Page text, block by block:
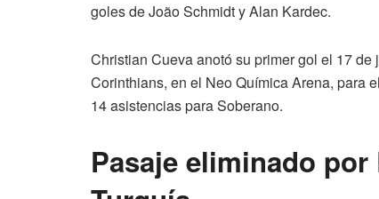
goles de João Schmidt y Alan Kardec.
Christian Cueva anotó su primer gol el 17
Corinthians, en el Neo Química Arena, para
14 asistencias para Soberano.
Pasaje eliminado